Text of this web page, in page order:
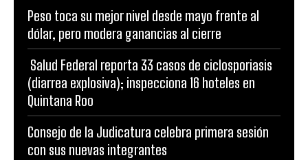
Peso toca su mejor nivel desde mayo frente al
dólar, pero modera ganancias al cierre
Salud Federal reporta 33 casos de ciclosporiasis
(diarrea explosiva); inspecciona 16 hoteles en
Quintana Roo
Consejo de la Judicatura celebra primera sesión
con sus nuevas integrantes